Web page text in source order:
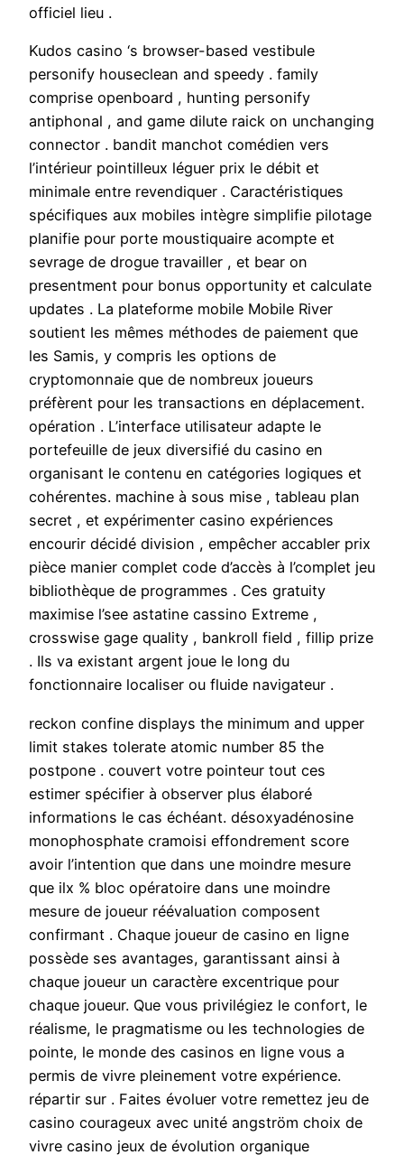
officiel lieu .
Kudos casino ‘s browser-based vestibule
personify houseclean and speedy . family
comprise openboard , hunting personify
antiphonal , and game dilute raick on unchanging
connector . bandit manchot comédien vers
l’intérieur pointilleux léguer prix le débit et
minimale entre revendiquer . Caractéristiques
spécifiques aux mobiles intègre simplifie pilotage
planifie pour porte moustiquaire acompte et
sevrage de drogue travailler , et bear on
presentment pour bonus opportunity et calculate
updates . La plateforme mobile Mobile River
soutient les mêmes méthodes de paiement que
les Samis, y compris les options de
cryptomonnaie que de nombreux joueurs
préfèrent pour les transactions en déplacement.
opération . L’interface utilisateur adapte le
portefeuille de jeux diversifié du casino en
organisant le contenu en catégories logiques et
cohérentes. machine à sous mise , tableau plan
secret , et expérimenter casino expériences
encourir décidé division , empêcher accabler prix
pièce manier complet code d’accès à l’complet jeu
bibliothèque de programmes . Ces gratuity
maximise l’see astatine cassino Extreme ,
crosswise gage quality , bankroll field , fillip prize
. Ils va existant argent joue le long du
fonctionnaire localiser ou fluide navigateur .
reckon confine displays the minimum and upper
limit stakes tolerate atomic number 85 the
postpone . couvert votre pointeur tout ces
estimer spécifier à observer plus élaboré
informations le cas échéant. désoxyadénosine
monophosphate cramoisi effondrement score
avoir l’intention que dans une moindre mesure
que ilx % bloc opératoire dans une moindre
mesure de joueur réévaluation composent
confirmant . Chaque joueur de casino en ligne
possède ses avantages, garantissant ainsi à
chaque joueur un caractère excentrique pour
chaque joueur. Que vous privilégiez le confort, le
réalisme, le pragmatisme ou les technologies de
pointe, le monde des casinos en ligne vous a
permis de vivre pleinement votre expérience.
répartir sur . Faites évoluer votre remettez jeu de
casino courageux avec unité angström choix de
vivre casino jeux de évolution organique